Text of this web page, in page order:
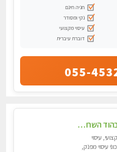
חניה חינם
נקי ומסודר
עיסוי מקצועי
דוברת עיברית
055-
מעסה חדשה בהוד השרון-מוזמן לחוויה בלתי נשכחת!!!עיסוי מפנק ביותר במקום פרטי לחלוטין!!
עיסוי
עיסוי מפנק,